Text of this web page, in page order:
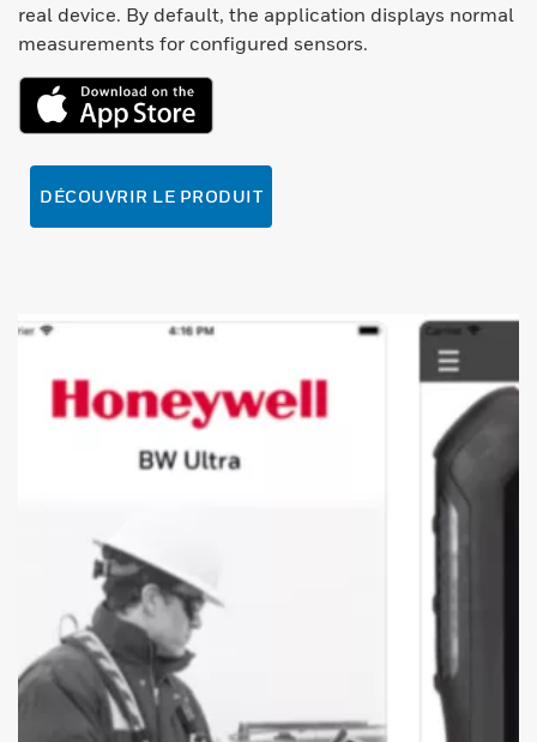
real device. By default, the application displays normal
measurements for configured sensors.
DÉCOUVRIR LE PRODUIT